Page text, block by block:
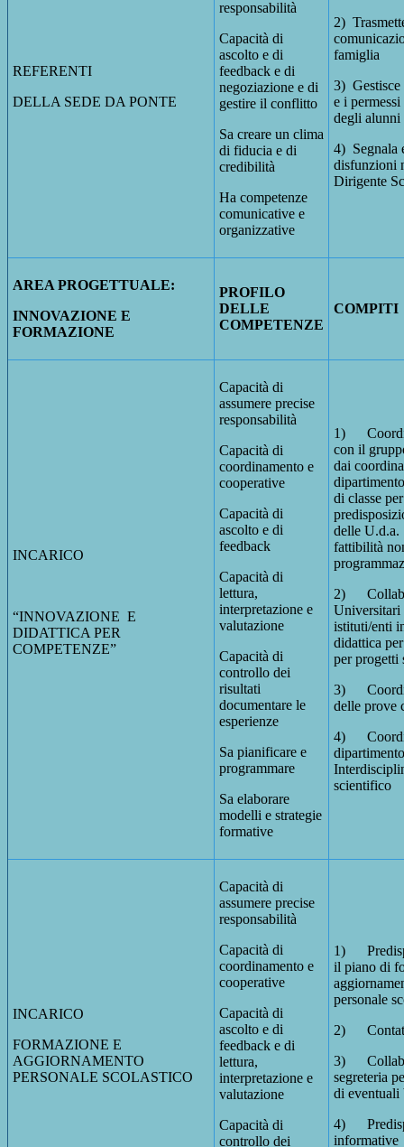
REFERENTI
DELLA SEDE DA PONTE
responsabilità
Capacità di
ascolto e di
feedback e di
negoziazione e di
gestire il conflitto
Sa creare un clima
di fiducia e di
credibilità
Ha competenze
comunicative e
organizzative
2)
famiglia
3) Gestisce
e i
degli alunni
4) Segnala
disfunzioni
Dirigente
AREA PROGETTUALE:
INNOVAZIONE E
FORMAZIONE
PROFILO
DELLE
COMPETENZE
COMPITI
INCARICO
“INNOVAZIONE E
DIDATTICA PER
COMPETENZE”
Capacità di
assumere precise
responsabilità
Capacità di
coordinamento e
cooperative
Capacità di
ascolto e di
feedback
Capacità di
lettura,
interpretazione e
valutazione
Capacità di
controllo dei
risultati
documentare le
esperienze
Sa pianificare e
programmare
Sa elaborare
modelli e strategie
formative
1)
con il
dai
di classe
delle
fattibilità
2)
Universitari
istituti/enti
didattica
per progetti
3)
delle prove
4)
dipartimento
scientifico
INCARICO
FORMAZIONE E
AGGIORNAMENTO
PERSONALE SCOLASTICO
Capacità di
assumere precise
responsabilità
Capacità di
coordinamento e
cooperative
Capacità di
ascolto e di
feedback e di
lettura,
interpretazione e
valutazione
Capacità di
controllo dei
1)
il piano di
personale
2)
3)
segreteria
di eventuali
4)
informative